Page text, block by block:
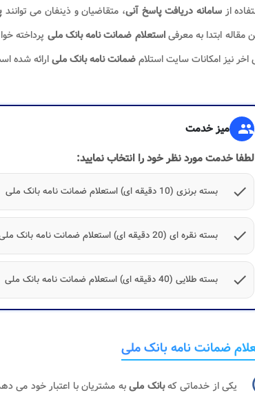
از سامانه دریافت پاسخ آنی، متقاضیان و ذینفان می توانند
مقاله ابتدا به معرفیاستعلام ضمانت نامه بانک ملی پرداخته
نیز امکانات سایت استلامضمانت نامه بانک ملیارائه شده
group میز خدمت
لطفا خدمت مورد نظر خود را انتخاب نمایید:
check
بسته برنزی (10 دقیقه ای) استعلام ضمانت نامه بانک ملی
check بسته نقره ای (20 دقیقه ای) استعلام ضمانت نامه بانک ملی
check بسته طلایی (40 دقیقه ای) استعلام ضمانت نامه بانک ملی
ضمانت نامه بانک ملی
یکی از خدماتی کهبانک ملیبه مشتریان با اعتبار خود می